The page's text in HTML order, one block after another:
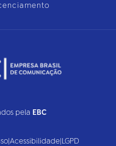
pela EBC
|Acessibilidade|LGPD